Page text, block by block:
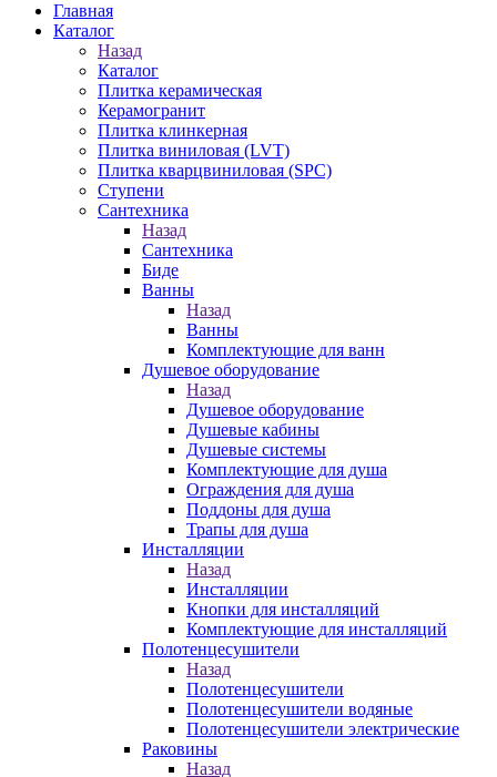
Главная
Каталог
Назад
Каталог
Плитка керамическая
Керамогранит
Плитка клинкерная
Плитка виниловая (LVT)
Плитка кварцвиниловая (SPC)
Ступени
Сантехника
Назад
Сантехника
Биде
Ванны
Назад
Ванны
Комплектующие для ванн
Душевое оборудование
Назад
Душевое оборудование
Душевые кабины
Душевые системы
Комплектующие для душа
Ограждения для душа
Поддоны для душа
Трапы для душа
Инсталляции
Назад
Инсталляции
Кнопки для инсталляций
Комплектующие для инсталляций
Полотенцесушители
Назад
Полотенцесушители
Полотенцесушители водяные
Полотенцесушители электрические
Раковины
Назад